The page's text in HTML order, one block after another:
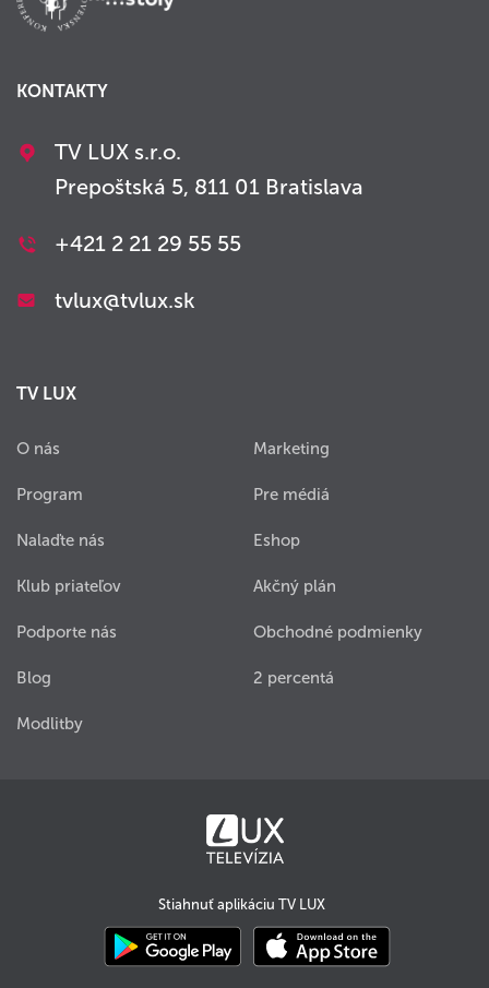
KONTAKTY
TV LUX s.r.o.
Prepoštská 5, 811 01 Bratislava
+421 2 21 29 55 55
tvlux@tvlux.sk
TV LUX
O nás
Program
Nalaďte nás
Klub priateľov
Podporte nás
Blog
Modlitby
Marketing
Pre médiá
Eshop
Akčný plán
Obchodné podmienky
2 percentá
Stiahnuť aplikáciu TV LUX